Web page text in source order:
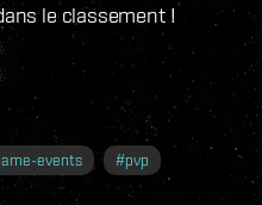
le classement !
events #pvp